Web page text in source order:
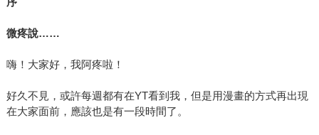
微疼說……
嗨！大家好，我阿疼啦！
好久不見，或許每週都有在YT看到我，但是用漫畫的方式再出現
在大家面前，應該也是有一段時間了。